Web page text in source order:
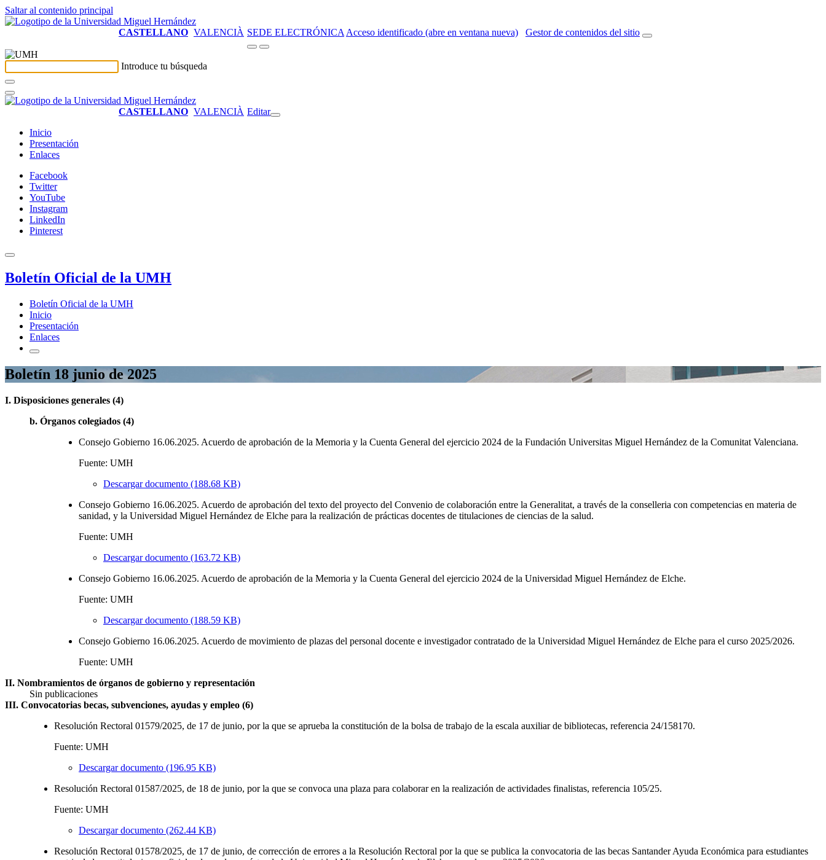
Saltar al contenido principal
CASTELLANO VALENCIÀ SEDE ELECTRÓNICA Acceso identificado (abre en ventana nueva) Gestor de contenidos del sitio
Introduce tu búsqueda
CASTELLANO VALENCIÀ Editar
Inicio
Presentación
Enlaces
Facebook
Twitter
YouTube
Instagram
LinkedIn
Pinterest
Boletín Oficial de la UMH
Boletín Oficial de la UMH
Inicio
Presentación
Enlaces
Boletín 18 junio de 2025
I. Disposiciones generales (4)
b. Órganos colegiados (4)
Consejo Gobierno 16.06.2025. Acuerdo de aprobación de la Memoria y la Cuenta General del ejercicio 2024 de la Fundación Universitas Miguel Hernández de la Comunitat Valenciana.
Fuente: UMH
Descargar documento (188.68 KB)
Consejo Gobierno 16.06.2025. Acuerdo de aprobación del texto del proyecto del Convenio de colaboración entre la Generalitat, a través de la conselleria con competencias en materia de
sanidad, y la Universidad Miguel Hernández de Elche para la realización de prácticas docentes de titulaciones de ciencias de la salud.
Fuente: UMH
Descargar documento (163.72 KB)
Consejo Gobierno 16.06.2025. Acuerdo de aprobación de la Memoria y la Cuenta General del ejercicio 2024 de la Universidad Miguel Hernández de Elche.
Fuente: UMH
Descargar documento (188.59 KB)
Consejo Gobierno 16.06.2025. Acuerdo de movimiento de plazas del personal docente e investigador contratado de la Universidad Miguel Hernández de Elche para el curso 2025/2026.
Fuente: UMH
II. Nombramientos de órganos de gobierno y representación
Sin publicaciones
III. Convocatorias becas, subvenciones, ayudas y empleo (6)
Resolución Rectoral 01579/2025, de 17 de junio, por la que se aprueba la constitución de la bolsa de trabajo de la escala auxiliar de bibliotecas, referencia 24/158170.
Fuente: UMH
Descargar documento (196.95 KB)
Resolución Rectoral 01587/2025, de 18 de junio, por la que se convoca una plaza para colaborar en la realización de actividades finalistas, referencia 105/25.
Fuente: UMH
Descargar documento (262.44 KB)
Resolución Rectoral 01578/2025, de 17 de junio, de corrección de errores a la Resolución Rectoral por la que se publica la convocatoria de las becas Santander Ayuda Económica para estudiantes